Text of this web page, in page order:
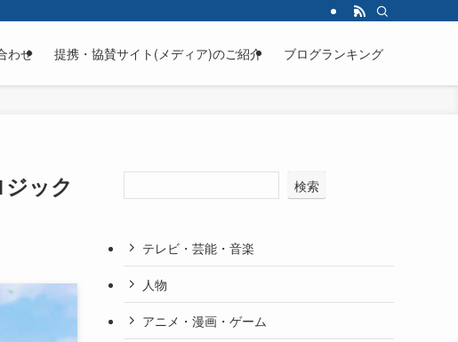
わせ 提携・協賛サイト(メディア)のご紹介 ブログランキング
ック
検索
テレビ・芸能・音楽
人物
アニメ・漫画・ゲーム